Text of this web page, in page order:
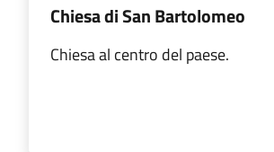
Chiesa di San Bartolomeo
Chiesa al centro del paese.